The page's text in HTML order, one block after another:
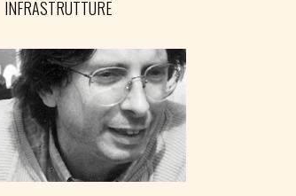
INFRASTRUTTURE